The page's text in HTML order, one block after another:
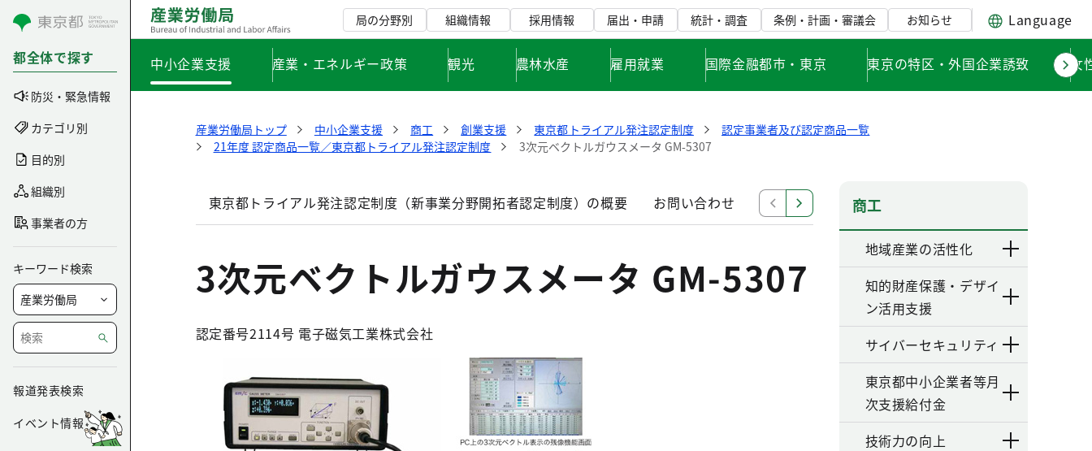
コンテンツにスキップ
都全体で探す
防災・緊急情報
カテゴリ別
目的別
組織別
事業者の方
キーワード検索
報道発表検索
イベント情報
局の分野別 組織情報 採用情報 届出・申請 統計・調査 条例・計画・審議会 お知らせ Language
中小企業支援 産業・エネルギー政策 観光 農林水産 雇用就業 国際金融都市・東京 東京の特区・外国企業誘致 女
産業労働局トップ 中小企業支援 商工 創業支援 東京都トライアル発注認定制度
認定事業者及び認定商品一覧
21年度 認定商品一覧／東京都トライアル発注認定制度
3次元ベクトルガウスメータ GM-5307
東京都トライアル発注認定制度（新事業分野開拓者認定制度）の概要 お問い合わせ 購入商品使用評価
3次元ベクトルガウスメータ GM-5307
認定番号2114号 電子磁気工業株式会社
商工
地域産業の活性化
知的財産保護・デザイ
ン活用支援
サイバーセキュリティ
東京都中小企業者等月
次支援給付金
技術力の向上